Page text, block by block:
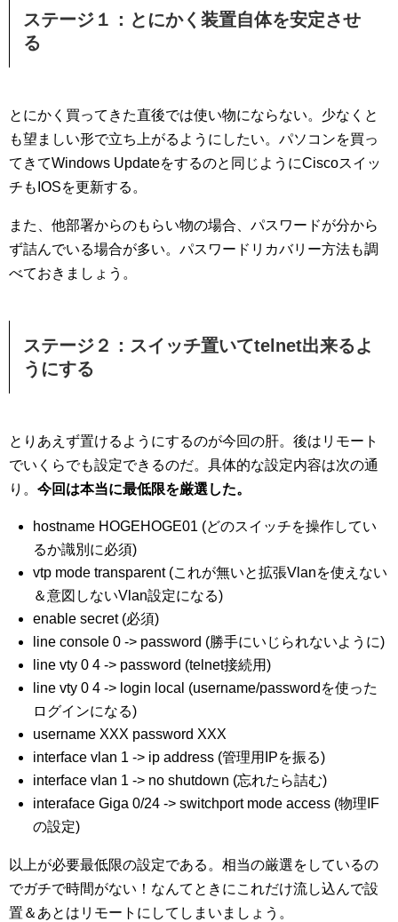
ステージ１：とにかく装置自体を安定させ
る
とにかく買ってきた直後では使い物にならない。少なくと
も望ましい形で立ち上がるようにしたい。パソコンを買っ
てきてWindows Updateをするのと同じようにCiscoスイッ
チもIOSを更新する。
また、他部署からのもらい物の場合、パスワードが分から
ず詰んでいる場合が多い。パスワードリカバリー方法も調
べておきましょう。
ステージ２：スイッチ置いてtelnet出来るよ
うにする
とりあえず置けるようにするのが今回の肝。後はリモート
でいくらでも設定できるのだ。具体的な設定内容は次の通
り。 今回は本当に最低限を厳選した。
hostname HOGEHOGE01 (どのスイッチを操作してい
るか識別に必須)
vtp mode transparent (これが無いと拡張Vlanを使えない
＆意図しないVlan設定になる)
enable secret (必須)
line console 0 -> password (勝手にいじられないように)
line vty 0 4 -> password (telnet接続用)
line vty 0 4 -> login local (username/passwordを使った
ログインになる)
username XXX password XXX
interface vlan 1 -> ip address (管理用IPを振る)
interface vlan 1 -> no shutdown (忘れたら詰む)
interaface Giga 0/24 -> switchport mode access (物理IF
の設定)
以上が必要最低限の設定である。相当の厳選をしているの
でガチで時間がない！なんてときにこれだけ流し込んで設
置＆あとはリモートにしてしまいましょう。